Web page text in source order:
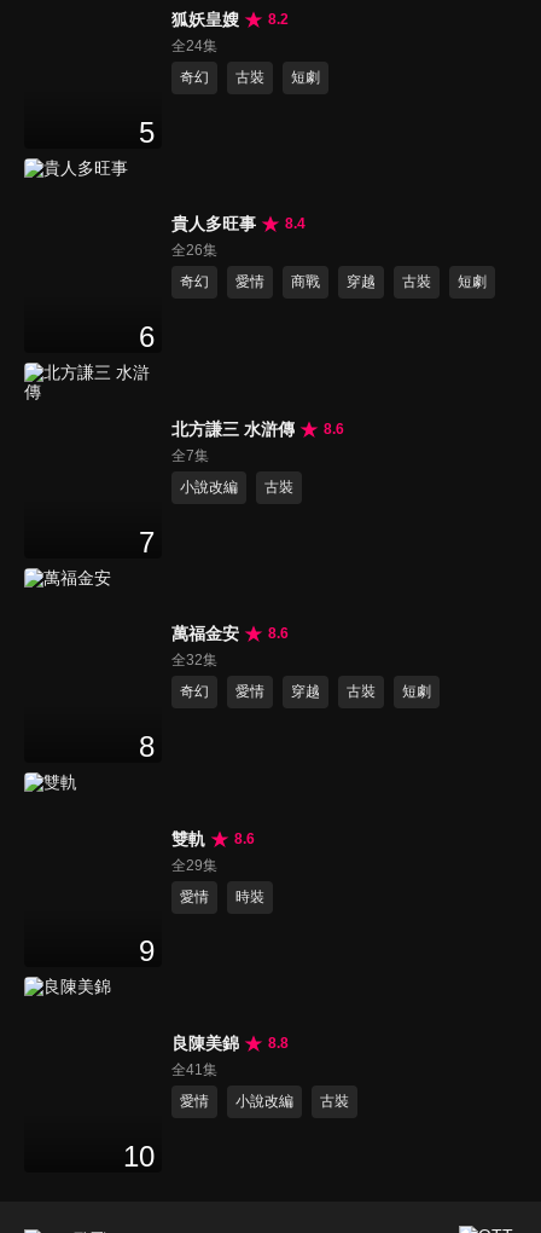
5
狐妖皇嫂
8.2
全24集
奇幻
古裝 短劇
6
貴人多旺事
8.4
全26集
奇幻
愛情 商戰 穿越 古裝 短劇
7
北方謙三 水滸傳
8.6
全7集
小說改編
古裝
8
萬福金安
8.6
全32集
奇幻
愛情 穿越 古裝 短劇
9
雙軌
8.6
全29集
愛情
時裝
10
良陳美錦
8.8
全41集
愛情
小說改編 古裝